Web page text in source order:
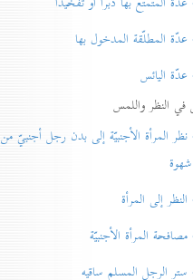
المدخول بها
النظر واللمس
الأجنبيّة إلی بدن رجل أجنبيّ من
إلی المرأة
المرأة الأجنبيّة
المسلم ساقيه